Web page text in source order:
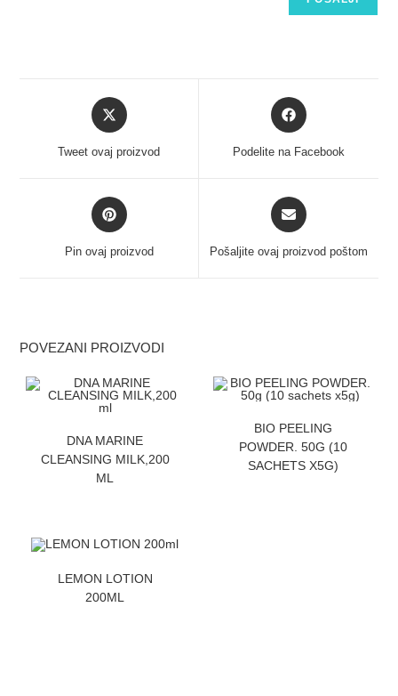
Tweet ovaj proizvod Podelite na Facebook
Pin ovaj proizvod Pošaljite ovaj proizvod poštom
POVEZANI PROIZVODI
DNA MARINE
CLEANSING MILK,200
ML
BIO PEELING
POWDER. 50G (10
SACHETS X5G)
LEMON LOTION
200ML